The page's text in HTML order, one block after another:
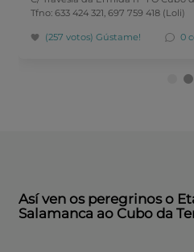
Tfno: 633 424 321, 697 759 418 (Loli)
(257 votos)Gústame! 0
Así ven os peregrinos o
Salamanca ao Cubo da